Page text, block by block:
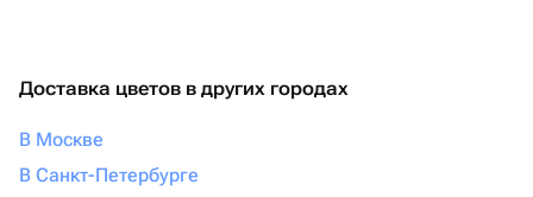
Доставка цветов в других городах
В Москве
В Санкт-Петербурге